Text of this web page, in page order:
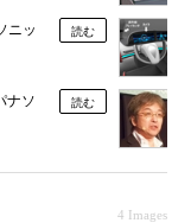
ニッ
読む
ナソ
読む
4 Images